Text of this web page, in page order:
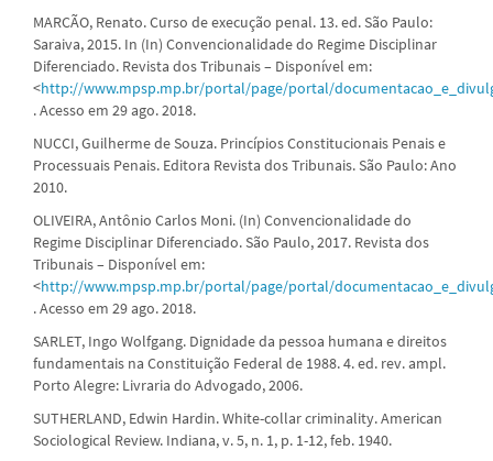
MARCÃO, Renato. Curso de execução penal. 13. ed. São Paulo:
Saraiva, 2015. In (In) Convencionalidade do Regime Disciplinar
Diferenciado. Revista dos Tribunais – Disponível em:
<http://www.mpsp.mp.br/portal/page/portal/
. Acesso em 29 ago. 2018.
NUCCI, Guilherme de Souza. Princípios Constitucionais Penais e
Processuais Penais. Editora Revista dos Tribunais. São Paulo: Ano
2010.
OLIVEIRA, Antônio Carlos Moni. (In) Convencionalidade do
Regime Disciplinar Diferenciado. São Paulo, 2017. Revista dos
Tribunais – Disponível em:
<http://www.mpsp.mp.br/portal/page/portal/
. Acesso em 29 ago. 2018.
SARLET, Ingo Wolfgang. Dignidade da pessoa humana e direitos
fundamentais na Constituição Federal de 1988. 4. ed. rev. ampl.
Porto Alegre: Livraria do Advogado, 2006.
SUTHERLAND, Edwin Hardin. White-collar criminality. American
Sociological Review. Indiana, v. 5, n. 1, p. 1-12, feb. 1940.